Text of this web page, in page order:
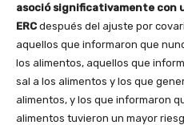
asoció significativamente con
ERC después del ajuste por
aquellos que informaron que
los alimentos, aquellos que
sal a los alimentos y los que
alimentos, y los que informaron
alimentos tuvieron un mayor